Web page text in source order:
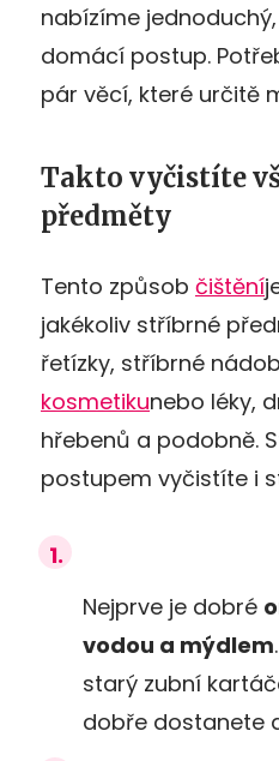
nabízíme
domácí postup.
pár věcí, které určitě
Takto vyčistíte
předměty
Tento způsob čištění
jakékoliv stříbrné
řetízky, stříbrné
kosmetikunebo léky,
hřebenů a podobně.
postupem vyčistíte i
Nejprve je dobré
vodou a mýdlem
starý zubní
dobře dostanete